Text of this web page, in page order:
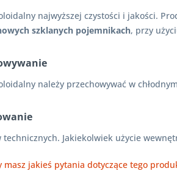
najwyższej czystości i jakości.
szklanych pojemnikach, przy
należy przechowywać w
technicznych. Jakiekolwiek użycie
masz jakieś pytania dotyczące tego